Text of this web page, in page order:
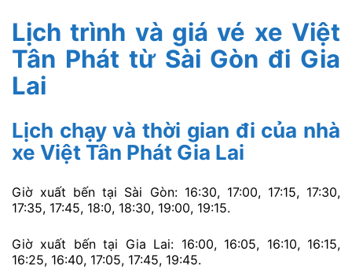
Lịch trình và giá vé xe Việt
Tân Phát từ Sài Gòn đi Gia
Lai
Lịch chạy và thời gian đi của nhà
xe Việt Tân Phát Gia Lai
Giờ xuất bến tại Sài Gòn: 16:30, 17:00, 17:15, 17:30,
17:35, 17:45, 18:0, 18:30, 19:00, 19:15.
Giờ xuất bến tại Gia Lai: 16:00, 16:05, 16:10, 16:15,
16:25, 16:40, 17:05, 17:45, 19:45.